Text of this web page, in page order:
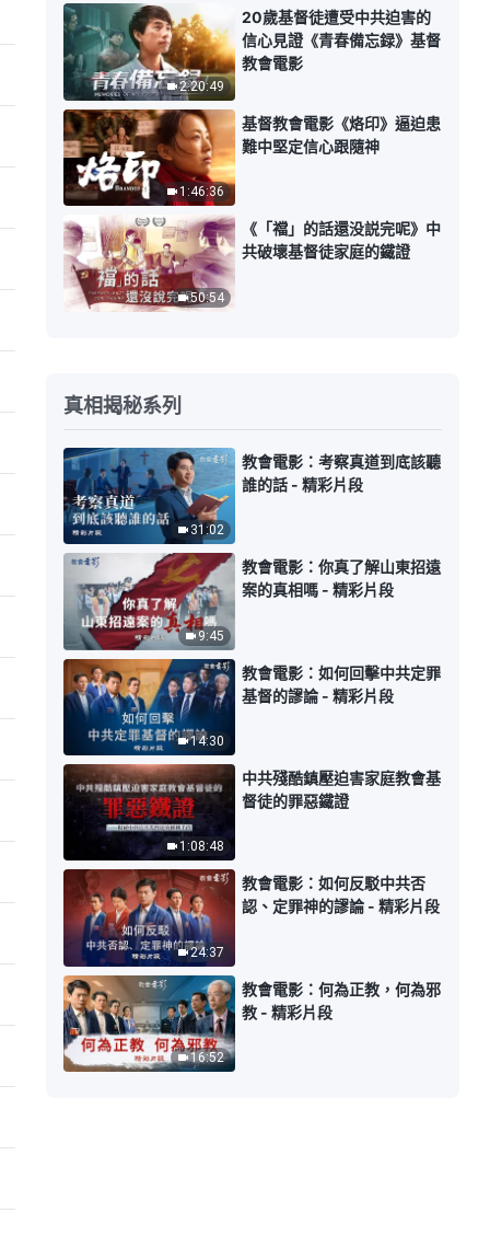
2:20:49
20歲基督徒遭受中共迫害的
信心見證《青春備忘録》基督
教會電影
1:46:36
基督教會電影《烙印》逼迫患
難中堅定信心跟隨神
50:54
《「襠」的話還没説完呢》中
共破壞基督徒家庭的鐵證
真相揭秘系列
31:02
教會電影：考察真道到底該聽
誰的話 - 精彩片段
9:45
教會電影：你真了解山東招遠
案的真相嗎 - 精彩片段
14:30
教會電影：如何回擊中共定罪
基督的謬論 - 精彩片段
1:08:48
中共殘酷鎮壓迫害家庭教會基
督徒的罪惡鐵證
24:37
教會電影：如何反駁中共否
認、定罪神的謬論 - 精彩片段
16:52
教會電影：何為正教，何為邪
教 - 精彩片段